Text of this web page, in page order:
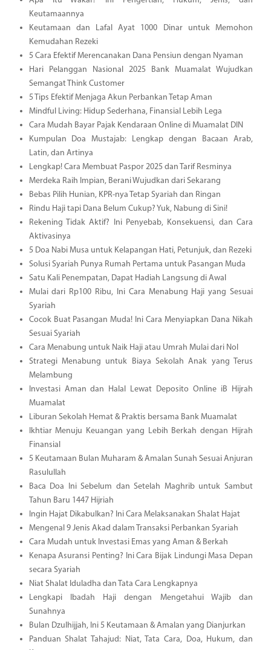
Keutamaannya
Keutamaan dan Lafal Ayat 1000 Dinar untuk Memohon
Kemudahan Rezeki
5 Cara Efektif Merencanakan Dana Pensiun dengan Nyaman
Hari Pelanggan Nasional 2025 Bank Muamalat Wujudkan
Semangat Think Customer
5 Tips Efektif Menjaga Akun Perbankan Tetap Aman
Mindful Living: Hidup Sederhana, Finansial Lebih Lega
Cara Mudah Bayar Pajak Kendaraan Online di Muamalat DIN
Kumpulan Doa Mustajab: Lengkap dengan Bacaan Arab,
Latin, dan Artinya
Lengkap! Cara Membuat Paspor 2025 dan Tarif Resminya
Merdeka Raih Impian, Berani Wujudkan dari Sekarang
Bebas Pilih Hunian, KPR-nya Tetap Syariah dan Ringan
Rindu Haji tapi Dana Belum Cukup? Yuk, Nabung di Sini!
Rekening Tidak Aktif? Ini Penyebab, Konsekuensi, dan Cara
Aktivasinya
5 Doa Nabi Musa untuk Kelapangan Hati, Petunjuk, dan Rezeki
Solusi Syariah Punya Rumah Pertama untuk Pasangan Muda
Satu Kali Penempatan, Dapat Hadiah Langsung di Awal
Mulai dari Rp100 Ribu, Ini Cara Menabung Haji yang Sesuai
Syariah
Cocok Buat Pasangan Muda! Ini Cara Menyiapkan Dana Nikah
Sesuai Syariah
Cara Menabung untuk Naik Haji atau Umrah Mulai dari Nol
Strategi Menabung untuk Biaya Sekolah Anak yang Terus
Melambung
Investasi Aman dan Halal Lewat Deposito Online iB Hijrah
Muamalat
Liburan Sekolah Hemat & Praktis bersama Bank Muamalat
Ikhtiar Menuju Keuangan yang Lebih Berkah dengan Hijrah
Finansial
5 Keutamaan Bulan Muharam & Amalan Sunah Sesuai Anjuran
Rasulullah
Baca Doa Ini Sebelum dan Setelah Maghrib untuk Sambut
Tahun Baru 1447 Hijriah
Ingin Hajat Dikabulkan? Ini Cara Melaksanakan Shalat Hajat
Mengenal 9 Jenis Akad dalam Transaksi Perbankan Syariah
Cara Mudah untuk Investasi Emas yang Aman & Berkah
Kenapa Asuransi Penting? Ini Cara Bijak Lindungi Masa Depan
secara Syariah
Niat Shalat Iduladha dan Tata Cara Lengkapnya
Lengkapi Ibadah Haji dengan Mengetahui Wajib dan
Sunahnya
Bulan Dzulhijjah, Ini 5 Keutamaan & Amalan yang Dianjurkan
Panduan Shalat Tahajud: Niat, Tata Cara, Doa, Hukum, dan